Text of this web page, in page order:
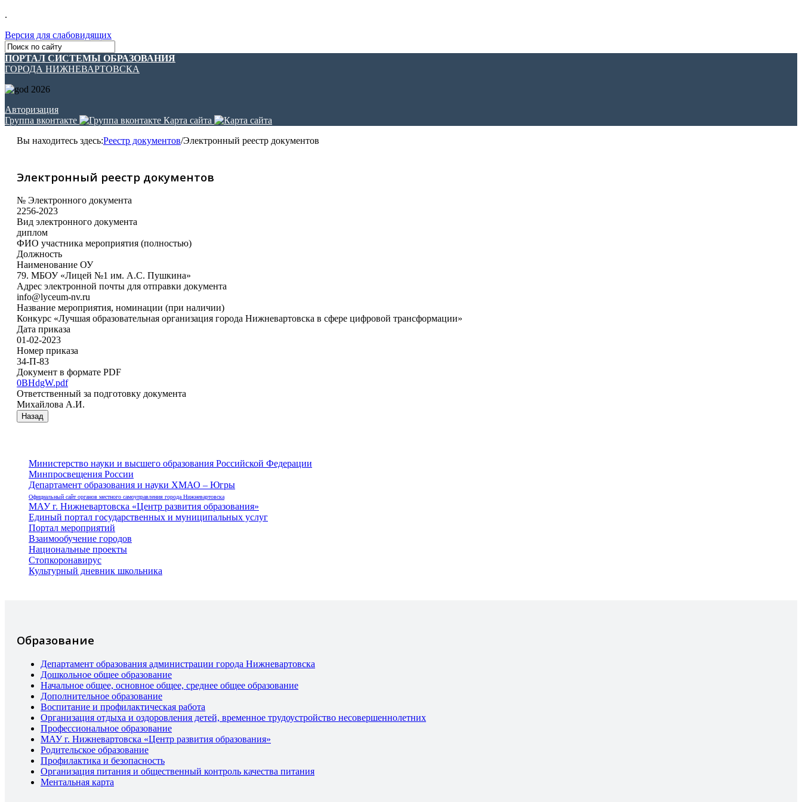
.
Версия для слабовидящих
ПОРТАЛ СИСТЕМЫ ОБРАЗОВАНИЯ
ГОРОДА НИЖНЕВАРТОВСКА
Авторизация
Группа вконтакте
Карта сайта
Вы находитесь здесь:Реестр документов/Электронный реестр документов
Электронный реестр документов
№ Электронного документа
2256-2023
Вид электронного документа
диплом
ФИО участника мероприятия (полностью)
Должность
Наименование ОУ
79. МБОУ «Лицей №1 им. А.С. Пушкина»
Адрес электронной почты для отправки документа
info@lyceum-nv.ru
Название мероприятия, номинации (при наличии)
Конкурс «Лучшая образовательная организация города Нижневартовска в сфере цифровой трансформации»
Дата приказа
01-02-2023
Номер приказа
34-П-83
Документ в формате PDF
0BHdgW.pdf
Ответственный за подготовку документа
Михайлова А.И.
Назад
Министерство науки и высшего образования Российской Федерации
Минпросвещения России
Департамент образования и науки ХМАО – Югры
Официальный сайт органов местного самоуправления города Нижневартовска
МАУ г. Нижневартовска «Центр развития образования»
Единый портал государственных и муниципальных услуг
Портал мероприятий
Взаимообучение городов
Национальные проекты
Стопкоронавирус
Культурный дневник школьника
Образование
Департамент образования администрации города Нижневартовска
Дошкольное общее образование
Начальное общее, основное общее, среднее общее образование
Дополнительное образование
Воспитание и профилактическая работа
Организация отдыха и оздоровления детей, временное трудоустройство несовершеннолетних
Профессиональное образование
МАУ г. Нижневартовска «Центр развития образования»
Родительское образование
Профилактика и безопасность
Организация питания и общественный контроль качества питания
Ментальная карта